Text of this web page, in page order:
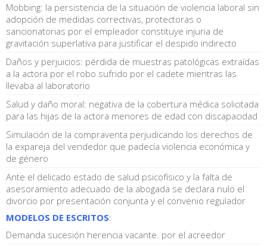
Mobbing: la persistencia de la situación de violencia laboral sin
adopción de medidas correctivas, protectoras o
sancionatorias por el empleador constituye injuria de
gravitación superlativa para justificar el despido indirecto
Daños y perjuicios: pérdida de muestras patológicas extraídas
a la actora por el robo sufrido por el cadete mientras las
llevaba al laboratorio
Salud y daño moral: negativa de la cobertura médica solicitada
para las hijas de la actora menores de edad con discapacidad
Simulación de la compraventa perjudicando los derechos de
la expareja del vendedor que padecía violencia económica y
de género
Ante el delicado estado de salud psicofísico y la falta de
asesoramiento adecuado de la abogada se declara nulo el
divorcio por presentación conjunta y el convenio regulador
MODELOS DE ESCRITOS:
Demanda sucesión herencia vacante. por el acreedor